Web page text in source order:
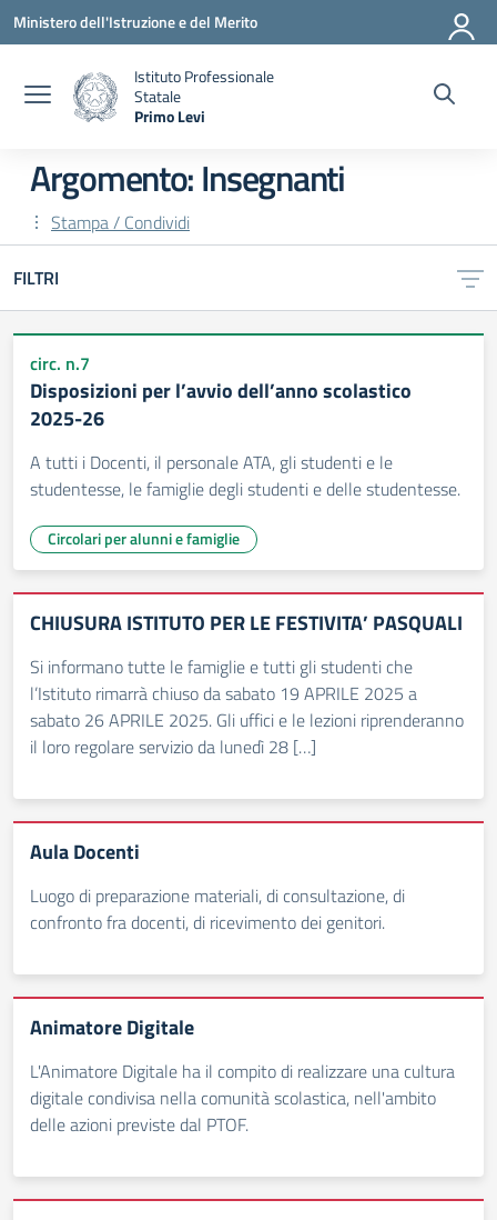
Vai ai contenuti
Vai al menu di navigazione
Vai al footer
Ministero dell'Istruzione e del Merito
Istituto Professionale
Statale
Primo Levi
Argomento: Insegnanti
Stampa / Condividi
FILTRI
circ. n.7
Disposizioni per l’avvio dell’anno scolastico
2025-26
A tutti i Docenti, il personale ATA, gli studenti e le
studentesse, le famiglie degli studenti e delle studentesse.
Circolari per alunni e famiglie
CHIUSURA ISTITUTO PER LE FESTIVITA’ PASQUALI
Si informano tutte le famiglie e tutti gli studenti che
l’Istituto rimarrà chiuso da sabato 19 APRILE 2025 a
sabato 26 APRILE 2025. Gli uffici e le lezioni riprenderanno
il loro regolare servizio da lunedì 28 […]
Aula Docenti
Luogo di preparazione materiali, di consultazione, di
confronto fra docenti, di ricevimento dei genitori.
Animatore Digitale
L'Animatore Digitale ha il compito di realizzare una cultura
digitale condivisa nella comunità scolastica, nell'ambito
delle azioni previste dal PTOF.